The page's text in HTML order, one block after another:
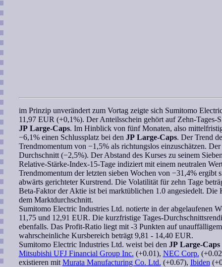
im Prinzip unverändert zum Vortag zeigte sich Sumitomo
11,97 EUR (+0,1%). Der Anteilsschein gehört auf Zehn-Tages-
JP Large-Caps. Im Hinblick von fünf Monaten, also
−6,1% einen Schlussplatz bei den JP Large-Caps. Der Trend
Trendmomentumvon −1,5% als richtungslos einzuschätzen.
Durchschnitt (−2,5%). Der Abstand des Kurses zu seinem
Relative-Stärke-Index-15-Tageindiziert mit einem neutralen
Trendmomentumder letzten sieben Wochen von −31,4% ergibt
abwärts gerichteter Kurstrend. Die Volatilität für zehn Tage
Beta-Faktorder Aktie ist bei marktüblichen 1.0 angesiedelt. Die
dem Marktdurchschnitt.
Sumitomo Electric Industries Ltd. notierte in der abgelaufenen
11,75 und 12,91 EUR. Die kurzfristige Tages-
ebenfalls. Das Profit-Ratio liegt mit -3 Punkten auf
wahrscheinliche Kursbereich beträgt 9,81 - 14,40 EUR.
Sumitomo Electric Industries Ltd. weist bei den JP Large-Caps
Mitsubishi UFJ Financial Group Inc. (+0.01), NEC Corp.
existieren mit Murata Manufacturing Co. Ltd. (+0.67), Ibiden